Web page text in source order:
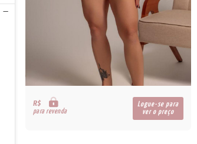
R$
para revenda
Logue-se para
ver o preço